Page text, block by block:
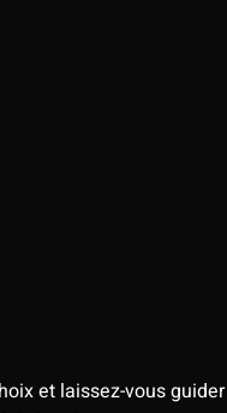
et laissez-vous guider